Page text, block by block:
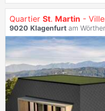
Quartier St. Martin -
9020 Klagenfurt am